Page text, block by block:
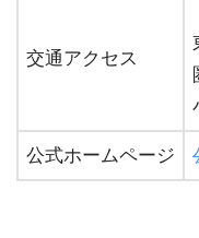
交通アクセス
公式ホームページ